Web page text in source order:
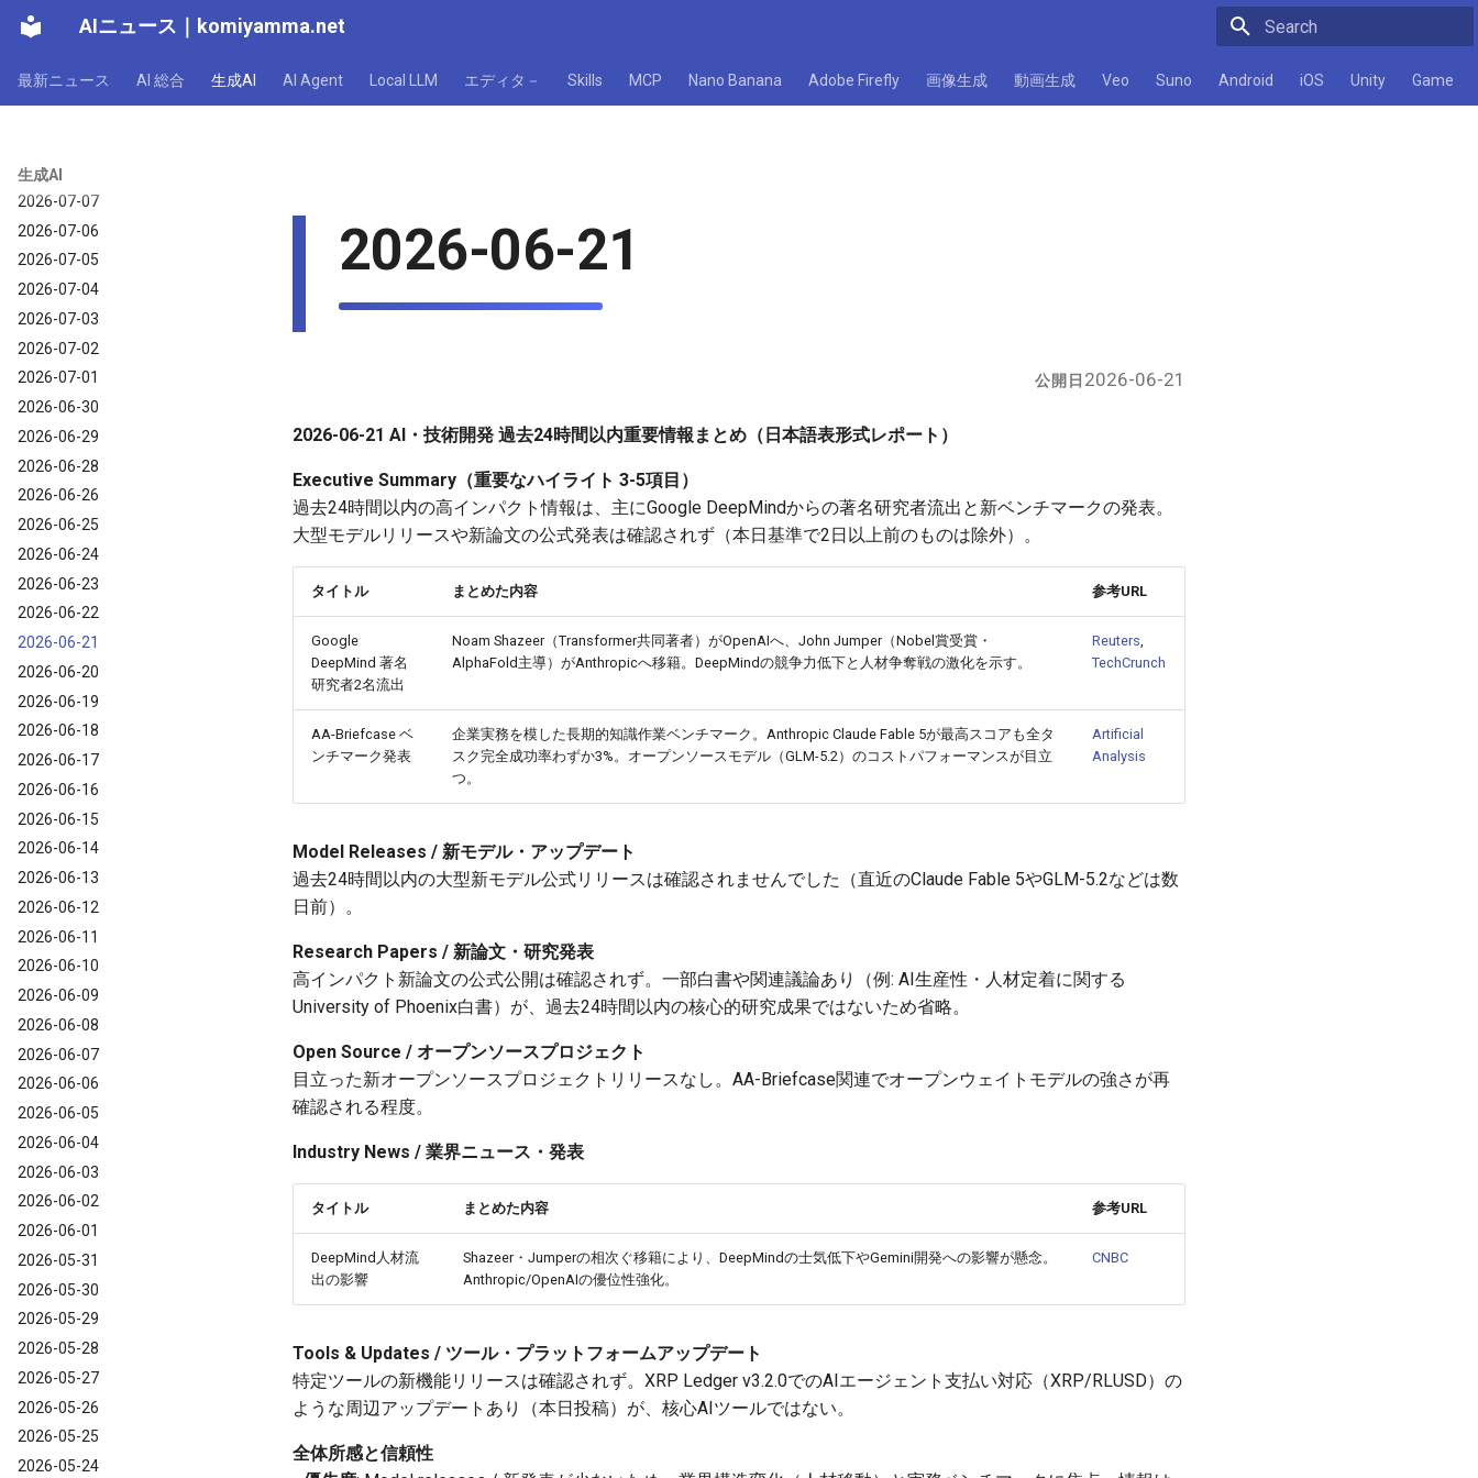
AIニュース komiyamma.net
最新ニュース AI 総合 生成AI AI Agent Local LLM エディタ－ Skills MCP Nano Banana Adobe Firefly 画像生成 動画生成 Veo Suno Android iOS Unity Game
生成AI
2026-07-13
2026-07-11
2026-07-08
2026-07-07
2026-07-06
2026-07-05
2026-07-04
2026-07-03
2026-07-02
2026-07-01
2026-06-30
2026-06-29
2026-06-28
2026-06-26
2026-06-25
2026-06-24
2026-06-23
2026-06-22
2026-06-21
2026-06-20
2026-06-19
2026-06-18
2026-06-17
2026-06-16
2026-06-15
2026-06-14
2026-06-13
2026-06-12
2026-06-11
2026-06-10
2026-06-09
2026-06-08
2026-06-07
2026-06-06
2026-06-05
2026-06-04
2026-06-03
2026-06-02
2026-06-01
2026-05-31
2026-05-30
2026-05-29
2026-05-28
2026-05-27
2026-05-26
2026-05-25
2026-05-24
2026-06-21
公開日 2026-06-21
2026-06-21 AI・技術開発 過去24時間以内重要情報まとめ（日本語表形式レポート）
Executive Summary（重要なハイライト 3-5項目）
過去24時間以内の高インパクト情報は、主にGoogle DeepMindからの著名研究者流出と新ベンチマークの発表。
大型モデルリリースや新論文の公式発表は確認されず（本日基準で2日以上前のものは除外）。
タイトル まとめた内容 参考URL
Google
DeepMind 著名
研究者2名流出
Noam Shazeer（Transformer共同著者）がOpenAIへ、John Jumper（Nobel賞受賞・
AlphaFold主導）がAnthropicへ移籍。DeepMindの競争力低下と人材争奪戦の激化を示す。
Reuters,
TechCrunch
AA-Briefcase ベ
ンチマーク発表
企業実務を模した長期的知識作業ベンチマーク。Anthropic Claude Fable 5が最高スコアも全タ
スク完全成功率わずか3%。オープンソースモデル（GLM-5.2）のコストパフォーマンスが目立
つ。
Artificial
Analysis
Model Releases / 新モデル・アップデート
過去24時間以内の大型新モデル公式リリースは確認されませんでした（直近のClaude Fable 5やGLM-5.2などは数
日前）。
Research Papers / 新論文・研究発表
高インパクト新論文の公式公開は確認されず。一部白書や関連議論あり（例: AI生産性・人材定着に関する
University of Phoenix白書）が、過去24時間以内の核心的研究成果ではないため省略。
Open Source / オープンソースプロジェクト
目立った新オープンソースプロジェクトリリースなし。AA-Briefcase関連でオープンウェイトモデルの強さが再
確認される程度。
Industry News / 業界ニュース・発表
タイトル まとめた内容 参考URL
DeepMind人材流
出の影響
Shazeer・Jumperの相次ぐ移籍により、DeepMindの士気低下やGemini開発への影響が懸念。
Anthropic/OpenAIの優位性強化。
CNBC
Tools & Updates / ツール・プラットフォームアップデート
特定ツールの新機能リリースは確認されず。XRP Ledger v3.2.0でのAIエージェント支払い対応（XRP/RLUSD）の
ような周辺アップデートあり（本日投稿）が、核心AIツールではない。
全体所感と信頼性